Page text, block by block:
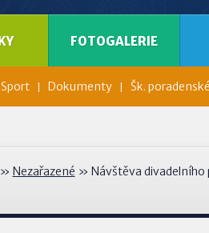
Sport Dokumenty Šk.
FOTOGALERIE
Nezařazené » Návštěva divadelního